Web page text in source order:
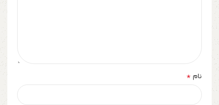
نام *